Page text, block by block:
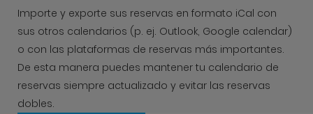
Importe y exporte sus reservas en formato iCal con
sus otros calendarios (p. ej. Outlook, Google calendar)
o con las plataformas de reservas más importantes.
De esta manera puedes mantener tu calendario de
reservas siempre actualizado y evitar las reservas
dobles.